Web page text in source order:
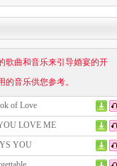
歌曲和音乐来引导婚宴的开
音乐供您参考。
of Love
LOVE ME
YOU